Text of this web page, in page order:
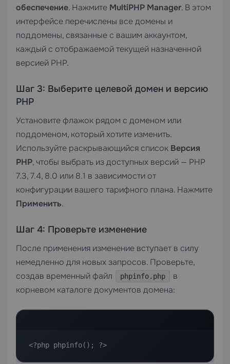
обеспечение. Нажмите MultiPHP Manager. В этом
интерфейсе перечислены все домены и
поддомены, связанные с вашим аккаунтом,
каждый с отображаемой текущей назначенной
версией PHP.
Шаг 3: Выберите целевой домен и версию
PHP
Установите флажок рядом с доменом или
поддоменом, который хотите изменить.
Используйте раскрывающийся список Версия
PHP, чтобы выбрать из доступных версий — PHP
7.3, 7.4, 8.0 или 8.1 в зависимости от
конфигурации вашего тарифного плана. Нажмите
Применить.
Шаг 4: Проверьте изменение
После применения изменение вступает в силу
немедленно для новых запросов. Проверьте,
создав временный файл
phpinfo.php
в
корневом каталоге документов домена:
<?php phpinfo(); ?>